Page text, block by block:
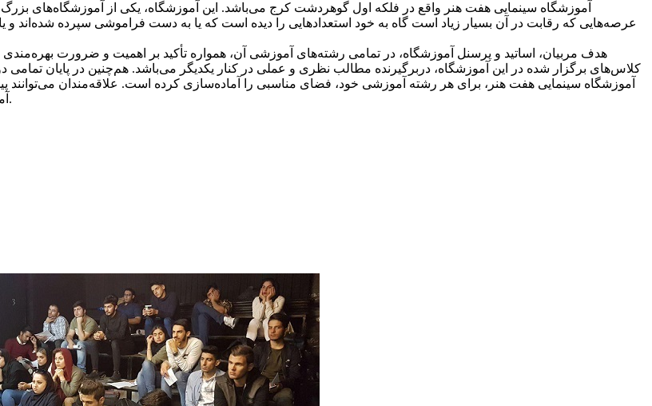
آموزشگاه سینمایی هفت هنر واقع در فلکه اول گوهردشت کرج می‌باشد. این آموزشگاه، یکی از آموزشگاه‌های بزرگ
عرصه‌هایی که رقابت در آن بسیار زیاد است گاه به خود استعدادهایی را دیده است که یا به دست فراموشی سپرده شده‌اند و یا
هدف مربیان، اساتید و پرسنل آموزشگاه، در تمامی رشته‌های آموزشی آن، همواره تأکید بر اهمیت و ضرورت
کلاس‌های برگزار شده در این آموزشگاه، دربرگیرنده مطالب نظری و عملی در کنار یکدیگر می‌باشد. هم‌چنین در پایان
آموزشگاه سینمایی هفت هنر، برای هر رشته آموزشی خود، فضای مناسبی را آماده‌سازی کرده است. علاقه‌مندان
آموزشگاه مراجعه نموده و در خصوص آن، از کارشناسان آموزشگاه مشورت بگیرند.